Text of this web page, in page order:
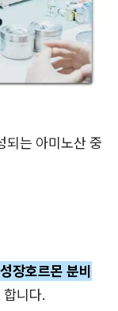
되는 아미노산 중
장호르몬 분비
니다.